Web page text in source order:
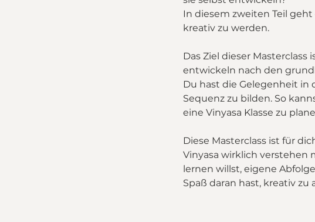
In diesem zweiten Teil
kreativ zu werden.
Das Ziel dieser Masterclass
entwickeln nach den
Du hast die Gelegenheit in
Sequenz zu bilden. So
eine Vinyasa Klasse zu
Diese Masterclass ist für
Vinyasa wirklich verstehen
lernen willst, eigene
Spaß daran hast, kreativ zu